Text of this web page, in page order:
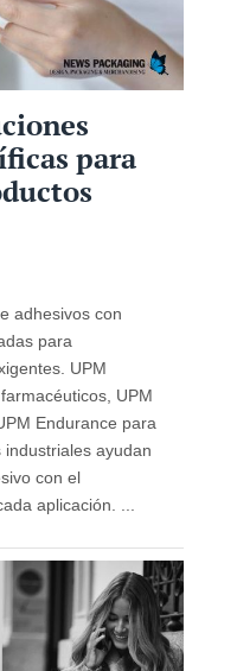
para
adhesivos con
para
UPM
UPM
Endurance para
ayudan
con el
aplicación. ...